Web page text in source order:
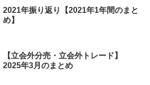
2021年振り返り【2021年1年間のまと
め】
【立会外分売・立会外トレード】
2025年3月のまとめ